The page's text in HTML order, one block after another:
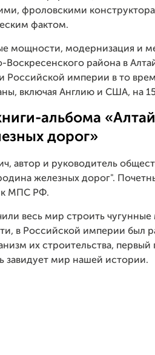
фроловскими
фактом.
мощности, модернизация и
Воскресенского района в
Российской империи в то
включая Англию и США, на
альбома
дорог»
автор и руководитель
железных дорог".
МПС РФ.
весь мир строить чугунные
в Российской империи был
их строительства, первый
завидует мир нашей истории.